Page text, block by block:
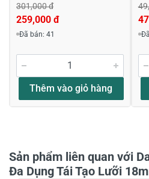
Viết nhận xét về sản phẩm
Đánh giá sao
Tiêu đề của nhận xét *
301,000 đ
259,000 đ
Đã bán: 41
Thêm vào giỏ hàng
Sản phẩm liên quan với
Đa Dụng Tái Tạo Lưỡi